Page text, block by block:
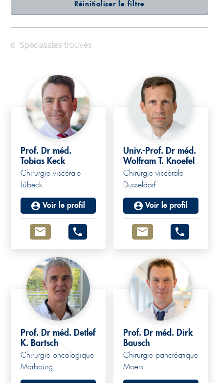
Réinitialiser le filtre
6 Spécialistes trouvés
Prof. Dr méd.
Tobias Keck
Chirurgie viscérale
Lübeck
Voir le profil
Univ.-Prof. Dr méd.
Wolfram T. Knoefel
Chirurgie viscérale
Dusseldorf
Voir le profil
Prof. Dr méd. Detlef
K. Bartsch
Chirurgie oncologique
Marbourg
Prof. Dr méd. Dirk
Bausch
Chirurgie pancréatique
Moers